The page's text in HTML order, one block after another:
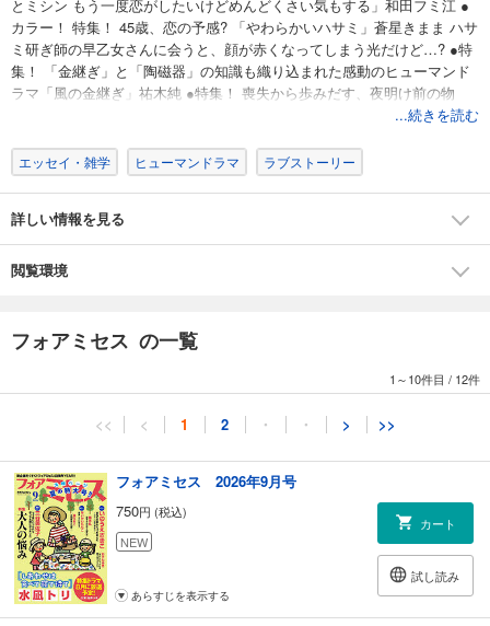
とミシン もう一度恋がしたいけどめんどくさい気もする」和田フミ江 ●
カラー！ 特集！ 45歳、恋の予感? 「やわらかいハサミ」蒼星きまま ハサ
ミ研ぎ師の早乙女さんに会うと、顔が赤くなってしまう光だけど…? ●特
集！ 「金継ぎ」と「陶磁器」の知識も織り込まれた感動のヒューマンド
ラマ「風の金継ぎ」祐木純 ●特集！ 喪失から歩みだす、夜明け前の物
語。「あなたが死んじゃったあとに～かなしい時の歩き方～」いのうえ
栄に花束を」大和田秀樹 ●「ワタシダケレス」と2本立て! 「ウシオさん
は顔だけ無敵2」赤みつ そのほか、読んでお得、満足度200%の作品をぎ
あり、紙の雑誌版の内容・企画で電子書籍版には含まれないものが一部
あります。※「フォアミセス6月号」デジタル版は、「2026年フォアミセ
ス6月号」（紙版）を収録したものです。掲載されている情報・表記は、
せん。
...続きを読む
エッセイ・雑学 ヒューマンドラマ ラブストーリー
詳しい情報を見る
閲覧環境
フォアミセス の一覧
1～10件目 / 12件
<< < 1 2 ・ ・ > >>
フォアミセス 2026年9月号
750円 (税込)
NEW
カート
試し読み
あらすじを表示する